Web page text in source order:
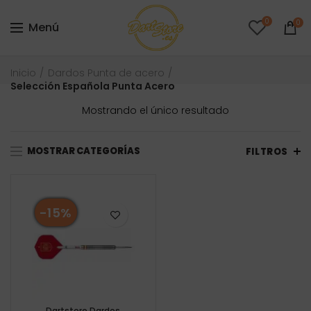
Menú 0 0
Inicio
Dardos Punta de acero
Selección Española Punta Acero
Mostrando el único resultado
MOSTRAR CATEGORÍAS FILTROS
-15%